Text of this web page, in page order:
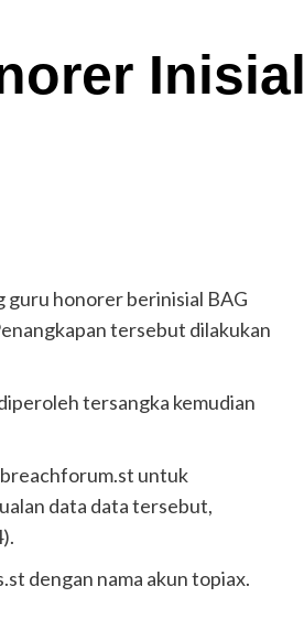
Inisial
guru honorer berinisial BAG
tersebut dilakukan
tersangka kemudian
breachforum.st untuk
data data tersebut,
dengan nama akun topiax.